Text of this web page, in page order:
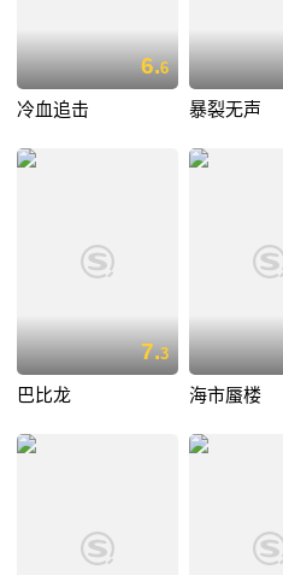
6.6
冷血追击 暴裂无声
7.3
巴比龙 海市蜃楼